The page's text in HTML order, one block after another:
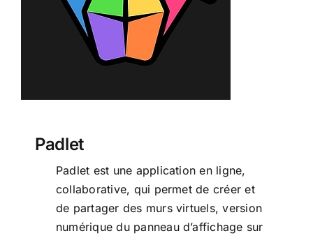
Padlet
Padlet est une application en ligne,
collaborative, qui permet de créer et
de partager des murs virtuels, version
numérique du panneau d’affichage sur